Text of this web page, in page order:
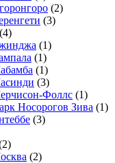
(2)
(3)
(4)
(1)
(1)
(1)
(3)
Фоллс (1)
Носорогов Зива (1)
(3)
(2)